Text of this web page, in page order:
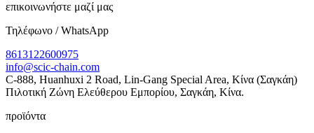
επικοινωνήστε μαζί μας
Τηλέφωνο / WhatsApp
8613122600975
info@scic-chain.com
C-888, Huanhuxi 2 Road, Lin-Gang Special Area, Κίνα (Σαγκάη)
Πιλοτική Ζώνη Ελεύθερου Εμπορίου, Σαγκάη, Κίνα.
προϊόντα